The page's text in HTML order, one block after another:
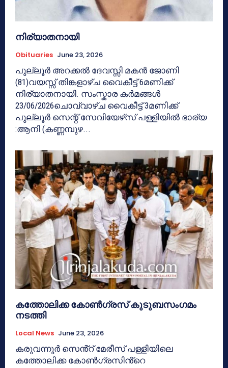
നിര്യാതനായി
Obituaries June 23, 2026
പുല്ലൂർ അറക്കൽ ദേവസ്സി മകൻ ജോണി
(81)വയസ്സ് തിങ്കളാഴ്ച വൈകീട്ട് 6മണിക്ക്
നിര്യാതനായി. സംസ്കാര കർമങ്ങൾ
23/06/2026ചൊവ്വാഴ്ച വൈകീട്ട് 3മണിക്ക്
പുല്ലൂർ സെന്റ് സേവിയേഴ്‌സ് പള്ളിയിൽ ഭാര്യ
:ആനി (കണ്ണമ്പുഴ...
കത്തോലിക്ക കോൺഗ്രസ് കുടുബസംഗമം
നടത്തി
Local News June 23, 2026
കരുവന്നൂർ സെൻ്റ് മേരീസ് പള്ളിയിലെ
കത്തോലിക്ക കോൺഗ്രസിൻ്റെ